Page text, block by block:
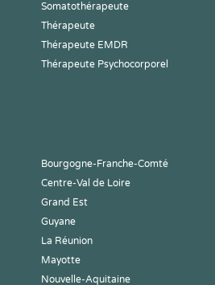
Somatothérapeute
Thérapeute
Thérapeute EMDR
Thérapeute Psychocorporel
Bourgogne-Franche-Comté
Centre-Val de Loire
Grand Est
Guyane
La Réunion
Mayotte
Nouvelle-Aquitaine